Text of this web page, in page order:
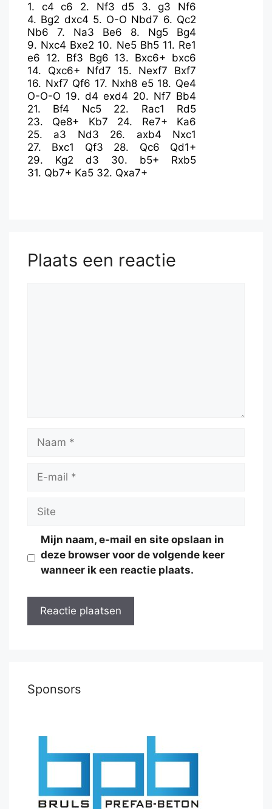
1. c4 c6 2. Nf3 d5 3.g3
Nf6
4. Bg2 dxc4 5. O-O Nbd7 6. Qc2
Nb6
7. Na3 Be6 8. Ng5
Bg4
9. Nxc4 Bxe2 10. Ne5 Bh5 11. Re1
e6 12. Bf3 Bg6 13. Bxc6+ bxc6
14. Qxc6+ Nfd7 15. Nexf7
Bxf7
16. Nxf7 Qf6 17. Nxh8 e5 18. Qe4
O-O-O 19. d4 exd4 20. Nf7 Bb4
21. Bf4 Nc5 22. Rac1
Rd5
23. Qe8+ Kb7 24. Re7+
Ka6
25. a3 Nd3 26. axb4
Nxc1
27. Bxc1 Qf3 28. Qc6
Qd1+
29. Kg2 d3 30. b5+
Rxb5
31. Qb7+ Ka5 32. Qxa7+
Plaats een reactie
Naam
Site
Mijn naam, e-mail en site opslaan in
deze browser voor de volgende keer
wanneer ik een reactie plaats.
Sponsors